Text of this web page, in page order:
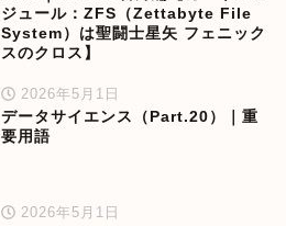
ジュール：ZFS（Zettabyte File
System）は聖闘士星矢 フェニック
スのクロス】
2026年5月1日
データサイエンス（Part.20）｜重
要用語
2026年5月1日